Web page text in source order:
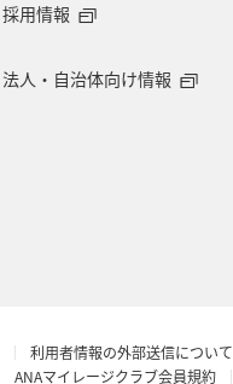
採用情報
法人・自治体向け情報
利用者情報の外部送信について
ANAマイレージクラブ会員規約